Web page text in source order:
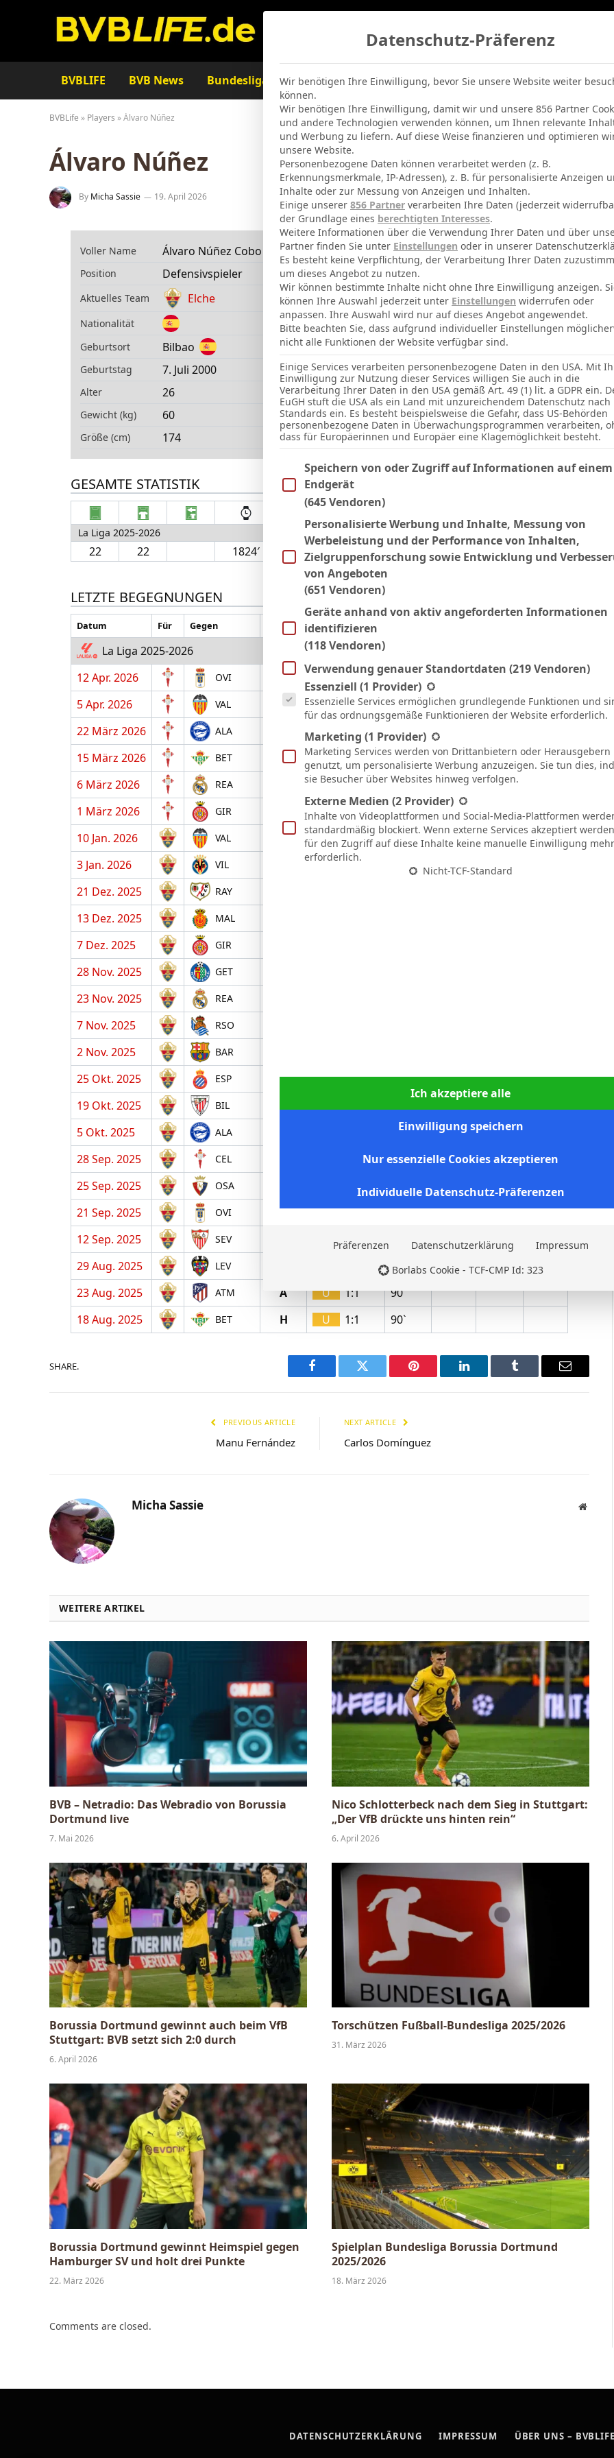
BVBLIFE BVB News Bundesliga Tabelle Champions League BVB-Netradio
BVBLife » Players »Álvaro Núñez
Álvaro Núñez
By Micha Sassie 19. April 2026
Voller Name Álvaro Núñez Cobo
Position Defensivspieler
Aktuelles Team Elche
Nationalität
Geburtsort
Bilbao
Geburtstag 7. Juli 2000
Alter 26
Gewicht (kg) 60
Größe (cm) 174
GESAMTE STATISTIK
La Liga 2025-2026
22 22 1824′ 2
LETZTE BEGEGNUNGEN
Datum Für Gegen Ergebnis
La Liga 2025-2026
12 Apr. 2026
OVI H N 0:3
60`
5 Apr. 2026
VAL A S
2:3
22 März 2026
ALA N 3:4
54`
15 März 2026
BET A U 1:1
58`
6 März 2026
REA N
1:2
1 März 2026
GIR S
1:2
10 Jan. 2026
VAL A U 1:1
74`
3 Jan. 2026
VIL N 1:3
21 Dez. 2025
RAY
13 Dez. 2025
MAL
7 Dez. 2025
GIR
28 Nov. 2025
GET
23 Nov. 2025
REA
7 Nov. 2025
RSO
2 Nov. 2025
BAR
25 Okt. 2025
ESP A N 1:0
90`
19 Okt. 2025
BIL
5 Okt. 2025
ALA
90`
28 Sep. 2025
CEL
90`
25 Sep. 2025
OSA 1:1
84`
21 Sep. 2025
OVI H S 1:0
90`
12 Sep. 2025
SEV 2:2
29 Aug. 2025
LEV
90`
23 Aug. 2025
ATM A U 1:1
90`
18 Aug. 2025
BET H U 1:1 90`
SHARE.
Facebook Twitter Pinterest LinkedIn Tumblr Email
PREVIOUS ARTICLE
Manu Fernández
NEXT ARTICLE
Carlos Domínguez
Micha Sassie
WEITERE ARTIKEL
BVB – Netradio: Das Webradio von Borussia
Dortmund live
7. Mai 2026
Nico Schlotterbeck nach dem Sieg in Stuttgart:
„Der VfB drückte uns hinten rein“
6. April 2026
Borussia Dortmund gewinnt auch beim VfB
Stuttgart: BVB setzt sich 2:0 durch
6. April 2026
Torschützen Fußball-Bundesliga 2025/2026
31. März 2026
Borussia Dortmund gewinnt Heimspiel gegen
Hamburger SV und holt drei Punkte
22. März 2026
Spielplan Bundesliga Borussia Dortmund
2025/2026
18. März 2026
Comments are closed.
DATENSCHUTZERKLÄRUNG IMPRESSUM ÜBER UNS –
Datenschutz-Präferenz
Wir benötigen Ihre Einwilligung, bevor Sie unsere Website weiter
können.
Wir benötigen Ihre Einwilligung, damit wir und unsere 856 Partner
und andere Technologien verwenden können, um Ihnen relevante
und Werbung zu liefern. Auf diese Weise finanzieren und optimieren
unsere Website.
Personenbezogene Daten können verarbeitet werden (z. B.
Erkennungsmerkmale, IP-Adressen), z. B. für personalisierte Anzeigen
Inhalte oder zur Messung von Anzeigen und Inhalten.
Einige unserer 856 Partner verarbeiten Ihre Daten (jederzeit
der Grundlage eines berechtigten Interesses.
Weitere Informationen über die Verwendung Ihrer Daten und über
Partner finden Sie unter Einstellungen oder in unserer
Es besteht keine Verpflichtung, der Verarbeitung Ihrer Daten
um dieses Angebot zu nutzen.
Wir können bestimmte Inhalte nicht ohne Ihre Einwilligung anzeigen.
können Ihre Auswahl jederzeit unter Einstellungen widerrufen oder
anpassen. Ihre Auswahl wird nur auf dieses Angebot angewendet.
Bitte beachten Sie, dass aufgrund individueller Einstellungen
nicht alle Funktionen der Website verfügbar sind.
Einige Services verarbeiten personenbezogene Daten in den USA. Mit
Einwilligung zur Nutzung dieser Services willigen Sie auch in die
Verarbeitung Ihrer Daten in den USA gemäß Art. 49 (1) lit. a GDPR ein.
EuGH stuft die USA als ein Land mit unzureichendem Datenschutz nach
Standards ein. Es besteht beispielsweise die Gefahr, dass US-Behörden
personenbezogene Daten in Überwachungsprogrammen verarbeiten,
dass für Europäerinnen und Europäer eine Klagemöglichkeit besteht.
Im Folgenden finden Sie eine Liste der Zwecke des IAB Transparency
Speichern von oder Zugriff auf Informationen auf einem
Endgerät
(645 Vendoren)
Personalisierte Werbung und Inhalte, Messung von
Werbeleistung und der Performance von Inhalten,
Zielgruppenforschung sowie Entwicklung und
von Angeboten
(651 Vendoren)
Geräte anhand von aktiv angeforderten Informationen
identifizieren
(118 Vendoren)
Verwendung genauer Standortdaten (219 Vendoren)
Es folgt eine Liste der Service-Gruppen, für die eine Einwilligung
Essenziell (1 Provider)
Essenzielle Services ermöglichen grundlegende Funktionen und
für das ordnungsgemäße Funktionieren der Website erforderlich.
Marketing (1 Provider)
Marketing Services werden von Drittanbietern oder Herausgebern
genutzt, um personalisierte Werbung anzuzeigen. Sie tun dies,
sie Besucher über Websites hinweg verfolgen.
Externe Medien (2 Provider)
Inhalte von Videoplattformen und Social-Media-Plattformen
standardmäßig blockiert. Wenn externe Services akzeptiert
für den Zugriff auf diese Inhalte keine manuelle Einwilligung mehr
erforderlich.
Nicht-TCF-Standard
Ich akzeptiere alle
Einwilligung speichern
Nur essenzielle Cookies akzeptieren
Individuelle Datenschutz-Präferenzen
Präferenzen Datenschutzerklärung
Impressum
Borlabs Cookie - TCF-CMP Id: 323